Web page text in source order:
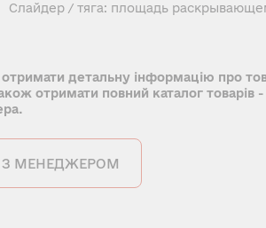
Слайдер / тяга: площадь
детальну інформацію про
отримати повний каталог товарів
З МЕНЕДЖЕРОМ